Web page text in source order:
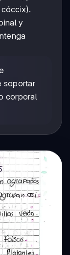
y
soportar
corporal